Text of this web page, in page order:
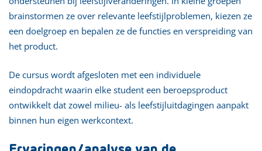
brainstormen ze over relevante leefstijlproblemen, kiezen ze
een doelgroep en bepalen ze de functies en verspreiding van
het product.
De cursus wordt afgesloten met een individuele
eindopdracht waarin elke student een beroepsproduct
ontwikkelt dat zowel milieu- als leefstijluitdagingen aanpakt
binnen hun eigen werkcontext.